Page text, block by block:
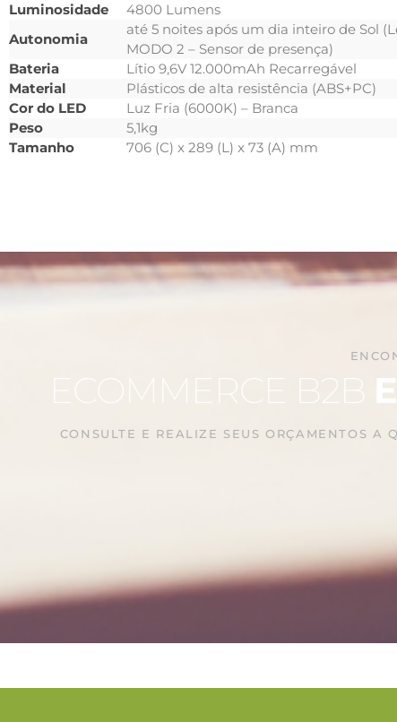
Luminosidade
4800 Lumens
Autonomia
até 5 noites após um dia inteiro de Sol
MODO 2 – Sensor de presença)
Bateria
Lítio 9,6V 12.000mAh Recarregável
Material
Plásticos de alta resistência (ABS+PC)
Cor do LED
Luz Fria (6000K) – Branca
Peso
5,1kg
Tamanho
706 (C) x 289 (L) x 73 (A) mm
ECOMMERCE B2B
CONSULTE E REALIZE SEUS ORÇAMENTOS A